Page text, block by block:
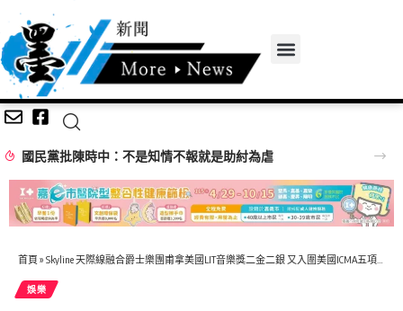
國民黨批陳時中：不是知情不報就是助紂為虐
首頁 » Skyline 天際線融合爵士樂團甫拿美國LIT音樂獎二金二銀 又入圍美國ICMA五項大獎 8月再征日本六城巡演攜手新科金曲歌后 PiA 吳蓓雅 Matzka 全明星陣容開唱
娛樂